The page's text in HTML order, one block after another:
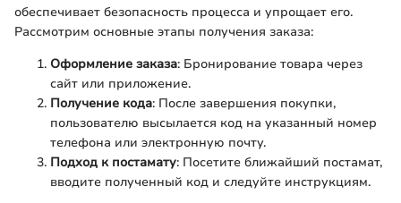
обеспечивает безопасность процесса и упрощает его.
Рассмотрим основные этапы получения заказа:
Оформление заказа: Бронирование товара через
сайт или приложение.
Получение кода: После завершения покупки,
пользователю высылается код на указанный номер
телефона или электронную почту.
Подход к постамату: Посетите ближайший постамат,
вводите полученный код и следуйте инструкциям.